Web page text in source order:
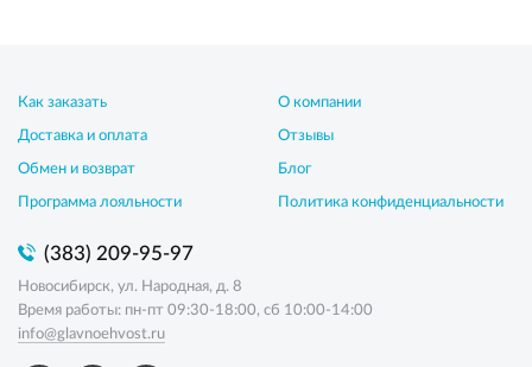
Как заказать
Доставка и оплата
Обмен и возврат
Программа лояльности
О компании
Отзывы
Блог
Политика конфиденциальности
(383) 209-95-97
Новосибирск, ул. Народная, д. 8
Время работы: пн-пт 09:30-18:00, сб 10:00-14:00
info@glavnoehvost.ru